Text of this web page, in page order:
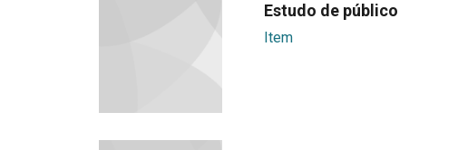
Estudo de público
Item